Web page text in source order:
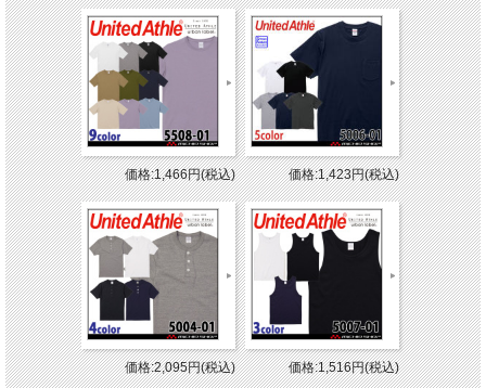
価格:1,466円(税込) 価格:1,423円(税込)
価格:2,095円(税込) 価格:1,516円(税込)